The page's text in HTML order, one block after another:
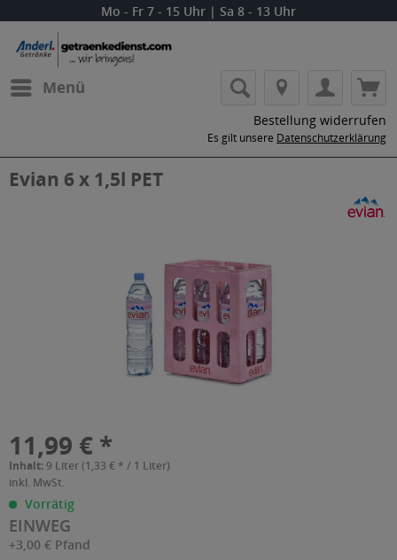
Mo - Fr 7 - 15 Uhr | Sa 8 - 13 Uhr
Menü
Bestellung widerrufen
Es gilt unsere Datenschutzerklärung
Evian 6 x 1,5l PET
11,99 € *
Inhalt:9 Liter (1,33 € * / 1 Liter)
inkl. MwSt.
Vorrätig
EINWEG
+3,00 € Pfand